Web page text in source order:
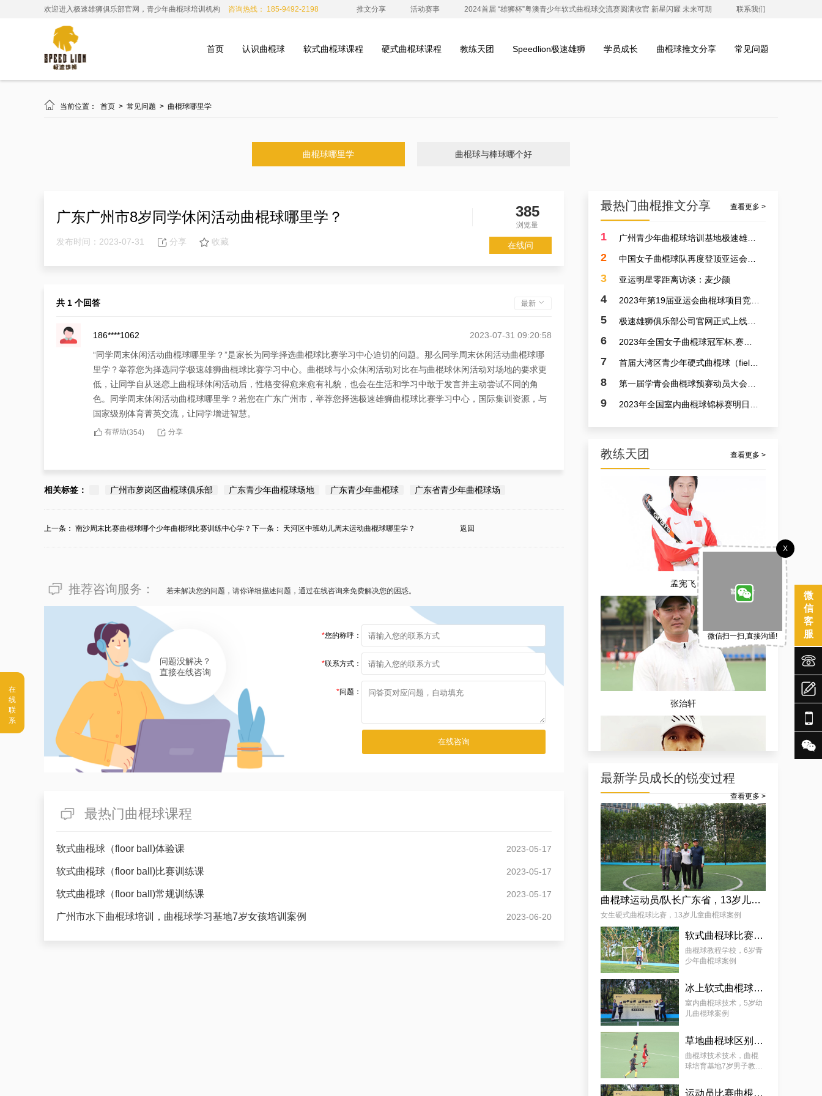
欢迎进入极速雄狮俱乐部官网，青少年曲棍球培训机构 咨询热线： 185-9492-2198 推文分享 活动赛事 2024首届 “雄狮杯”粤澳青少年软式曲棍球交流赛圆满收官 新星闪耀 未来可期 联系我们
首页 认识曲棍球 软式曲棍球课程 硬式曲棍球课程 教练天团 Speedlion极速雄狮 学员成长 曲棍球推文分享 常见问题
 当前位置： 首页 > 常见问题 > 曲棍球哪里学
曲棍球哪里学 曲棍球与棒球哪个好
广东广州市8岁同学休闲活动曲棍球哪里学？ 385
浏览量
发布时间：2023-07-31 分享 收藏 在线问
共 1 个回答 最新
186****1062
2023-07-31 09:20:58
“同学周末休闲活动曲棍球哪里学？”是家长为同学择选曲棍球比赛学习中心迫切的问题。那么同学周末休闲活动曲棍球哪
里学？举荐您为择选同学极速雄狮曲棍球比赛学习中心。曲棍球与小众休闲活动对比在与曲棍球休闲活动对场地的要求更
低，让同学自从迷恋上曲棍球休闲活动后，性格变得愈来愈有礼貌，也会在生活和学习中敢于发言并主动尝试不同的角
色。同学周末休闲活动曲棍球哪里学？若您在广东广州市，举荐您择选极速雄狮曲棍球比赛学习中心，国际集训资源，与
国家级别体育菁英交流，让同学增进智慧。
有帮助(354) 分享
相关标签： 广州市萝岗区曲棍球俱乐部 广东青少年曲棍球场地 广东青少年曲棍球 广东省青少年曲棍球场
上一条： 南沙周末比赛曲棍球哪个少年曲棍球比赛训练中心学？ 下一条： 天河区中班幼儿周末运动曲棍球哪里学？ 返回
推荐咨询服务： 若未解决您的问题，请你详细描述问题，通过在线咨询来免费解决您的困惑。
问题没解决？
直接在线咨询
*您的称呼：
*联系方式：
*问题：
最热门曲棍球课程
软式曲棍球（floor ball)体验课 2023-05-17
软式曲棍球（floor ball)比赛训练课 2023-05-17
软式曲棍球（floor ball)常规训练课 2023-05-17
广州市水下曲棍球培训，曲棍球学习基地7岁女孩培训案例 2023-06-20
最热门曲棍推文分享 查看更多 >
1
2
3 亚运明星零距离访谈：麦少颜
4
5
6
7
8
9
教练天团 查看更多 >
孟宪飞
张治轩
杨娟
麦少颜
最新学员成长的锐变过程
查看更多 >
曲棍球运动员/队长广东省，13岁儿童曲棍球案例
女生硬式曲棍球比赛，13岁儿童曲棍球案例
软式曲棍球比赛技巧，6岁青少年曲棍球教程案例
曲棍球教程学校，6岁青
少年曲棍球案例
冰上软式曲棍球，曲棍球教育基地5岁女孩教程案例
室内曲棍球技术，5岁幼
儿曲棍球案例
草地曲棍球区别，7岁幼儿曲棍球教学案例
曲棍球技术技术，曲棍
球培育基地7岁男子教学
运动员比赛曲棍球，9岁幼儿曲棍球案例
微
信
客
服
X
微信扫一扫,直接沟通!




